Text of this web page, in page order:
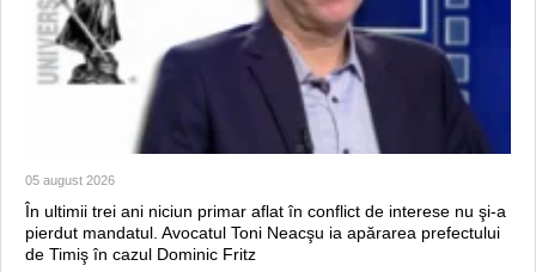
05 august 2026
În ultimii trei ani niciun primar aflat în conflict de interese nu şi-a
pierdut mandatul. Avocatul Toni Neacşu ia apărarea prefectului
de Timiş în cazul Dominic Fritz